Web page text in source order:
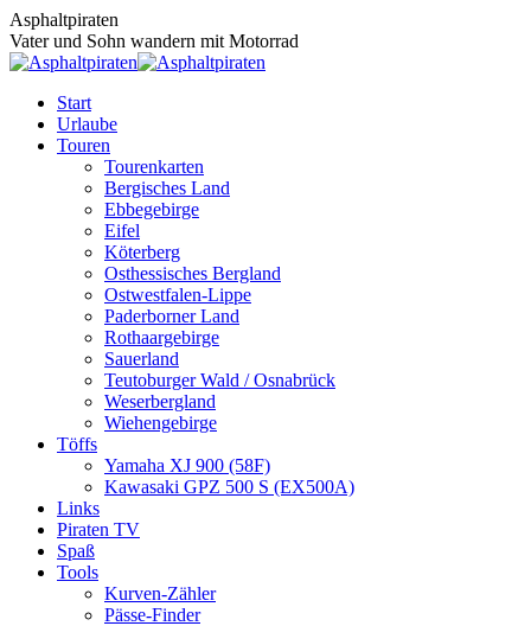
Zum
Inhalt
springen
Asphaltpiraten
Vater und Sohn wandern mit Motorrad
Start
Urlaube
Touren
Tourenkarten
Bergisches Land
Ebbegebirge
Eifel
Köterberg
Osthessisches Bergland
Ostwestfalen-Lippe
Paderborner Land
Rothaargebirge
Sauerland
Teutoburger Wald / Osnabrück
Weserbergland
Wiehengebirge
Töffs
Yamaha XJ 900 (58F)
Kawasaki GPZ 500 S (EX500A)
Links
Piraten TV
Spaß
Tools
Kurven-Zähler
Pässe-Finder